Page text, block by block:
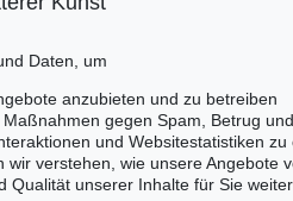
88 67 53-63
88 67 56-43
Daten, um
anzubieten und zu betreiben
gegen Spam, Betrug
und Websitestatistiken
wir verstehen, wie unsere Angebote
Qualität unserer Inhalte für Sie